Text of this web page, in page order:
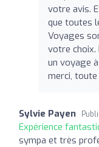
votre avis.
que toutes
Voyages
votre choix.
un voyage
merci, toute
Sylvie Payen
Expérience
sympa et très